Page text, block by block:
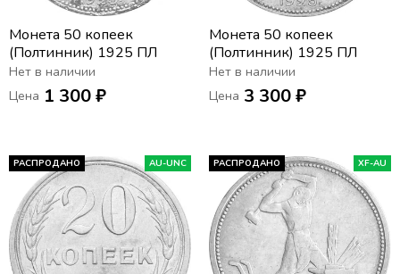
Монета 50 копеек
(Полтинник) 1925 ПЛ
Нет в наличии
Цена 1 300 ₽
Монета 50 копеек
(Полтинник) 1925 ПЛ
Нет в наличии
Цена 3 300 ₽
РАСПРОДАНО AU-UNC РАСПРОДАНО XF-AU